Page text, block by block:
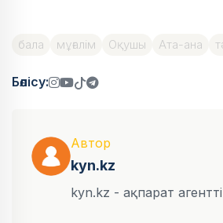
бала мұғалім Оқушы Ата-ана
Бөлісу:
Автор
kyn.kz
kyn.kz - ақпарат